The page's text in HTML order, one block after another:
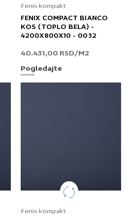
Fenix kompakt
FENIX COMPACT BIANCO
KOS (TOPLO BELA) -
4200X800X10 - 0032
40.431,00 RSD/M2
Pogledajte
Fenix kompakt